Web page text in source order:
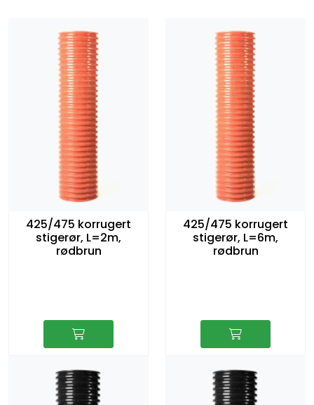
425/475 korrugert
stigerør, L=2m,
rødbrun
425/475 korrugert
stigerør, L=6m,
rødbrun